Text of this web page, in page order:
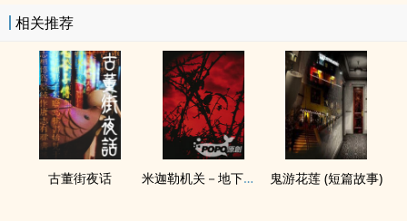
相关推荐
古董街夜话 米迦勒机关－地下黑狱 鬼游花莲 (短篇故事)